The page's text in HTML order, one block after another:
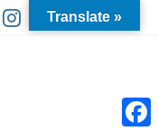
Translate »